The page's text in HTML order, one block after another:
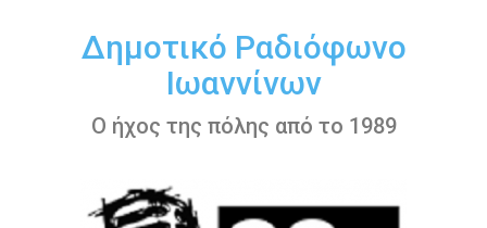
περιεχόμενοΔημοτικό Ραδιόφωνο
Ιωαννίνων
Ο ήχος της πόλης από το 1989